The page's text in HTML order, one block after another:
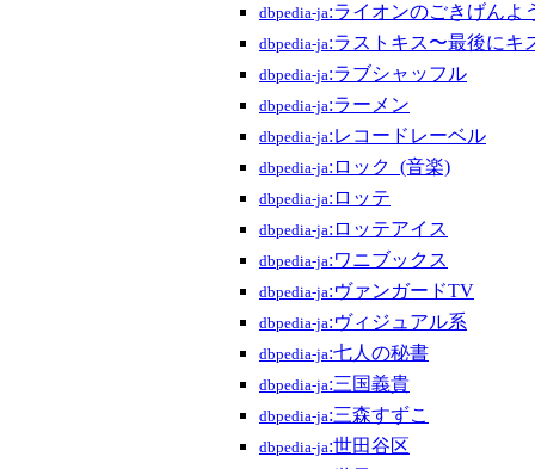
dbpedia-ja:ライオンのごきげんよ
dbpedia-ja:ラストキス〜最後にキ
dbpedia-ja:ラブシャッフル
dbpedia-ja:ラーメン
dbpedia-ja:レコードレーベル
dbpedia-ja:ロック_(音楽)
dbpedia-ja:ロッテ
dbpedia-ja:ロッテアイス
dbpedia-ja:ワニブックス
dbpedia-ja:ヴァンガードTV
dbpedia-ja:ヴィジュアル系
dbpedia-ja:七人の秘書
dbpedia-ja:三国義貴
dbpedia-ja:三森すずこ
dbpedia-ja:世田谷区